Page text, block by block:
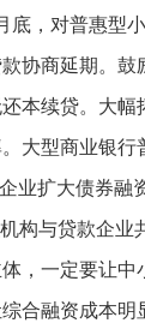
底，对普惠型
协商延期。鼓
本续贷。大幅
大型商业银行
业扩大债券融
构与贷款企业
，一定要让中
合融资成本明